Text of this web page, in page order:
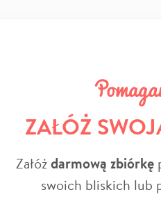
ZAŁÓŻ
Załóżdarmową zbiórkę
swoich bliskich lub